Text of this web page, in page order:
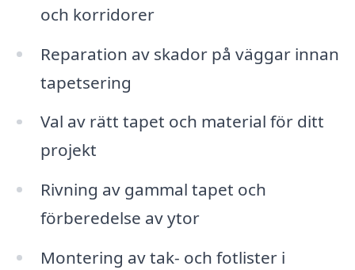
och korridorer
Reparation av skador på väggar innan
tapetsering
Val av rätt tapet och material för ditt
projekt
Rivning av gammal tapet och
förberedelse av ytor
Montering av tak- och fotlister i